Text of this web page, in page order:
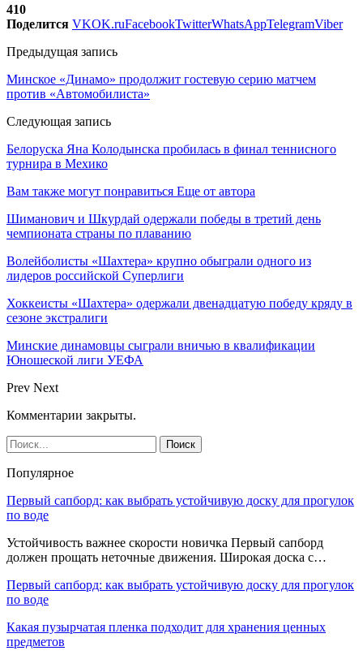
410
Поделится VKOK.ruFacebookTwitterWhatsAppTelegramViber
Предыдущая запись
Минское «Динамо» продолжит гостевую серию матчем
против «Автомобилиста»
Следующая запись
Белоруска Яна Колодынска пробилась в финал теннисного
турнира в Мехико
Вам также могут понравиться Еще от автора
Шиманович и Шкурдай одержали победы в третий день
чемпионата страны по плаванию
Волейболисты «Шахтера» крупно обыграли одного из
лидеров российской Суперлиги
Хоккеисты «Шахтера» одержали двенадцатую победу кряду в
сезоне экстралиги
Минские динамовцы сыграли вничью в квалификации
Юношеской лиги УЕФА
Prev Next
Комментарии закрыты.
Популярное
Первый сапборд: как выбрать устойчивую доску для прогулок
по воде
Устойчивость важнее скорости новичка Первый сапборд
должен прощать неточные движения. Широкая доска с…
Первый сапборд: как выбрать устойчивую доску для прогулок
по воде
Какая пузырчатая пленка подходит для хранения ценных
предметов